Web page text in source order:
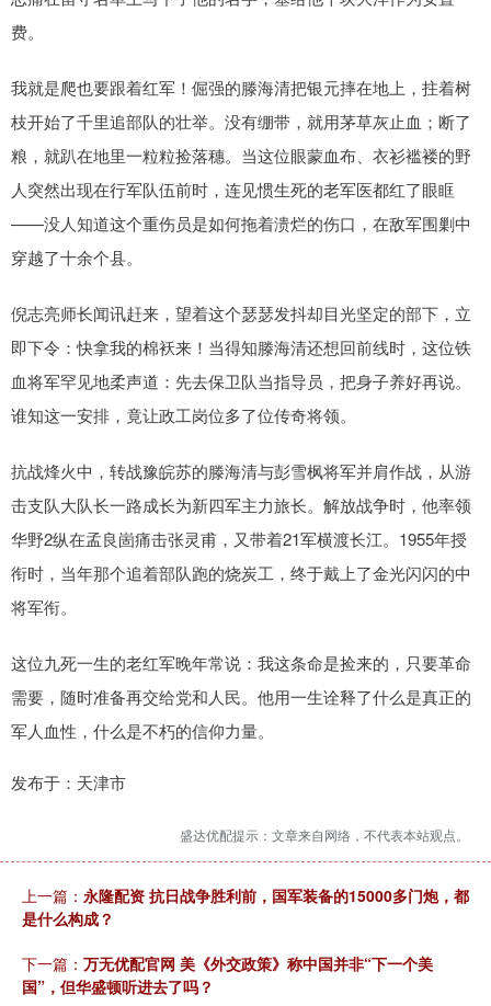
费。
我就是爬也要跟着红军！倔强的滕海清把银元摔在地上，拄着树
枝开始了千里追部队的壮举。没有绷带，就用茅草灰止血；断了
粮，就趴在地里一粒粒捡落穗。当这位眼蒙血布、衣衫褴褛的野
人突然出现在行军队伍前时，连见惯生死的老军医都红了眼眶
——没人知道这个重伤员是如何拖着溃烂的伤口，在敌军围剿中
穿越了十余个县。
倪志亮师长闻讯赶来，望着这个瑟瑟发抖却目光坚定的部下，立
即下令：快拿我的棉袄来！当得知滕海清还想回前线时，这位铁
血将军罕见地柔声道：先去保卫队当指导员，把身子养好再说。
谁知这一安排，竟让政工岗位多了位传奇将领。
抗战烽火中，转战豫皖苏的滕海清与彭雪枫将军并肩作战，从游
击支队大队长一路成长为新四军主力旅长。解放战争时，他率领
华野2纵在孟良崮痛击张灵甫，又带着21军横渡长江。1955年授
衔时，当年那个追着部队跑的烧炭工，终于戴上了金光闪闪的中
将军衔。
这位九死一生的老红军晚年常说：我这条命是捡来的，只要革命
需要，随时准备再交给党和人民。他用一生诠释了什么是真正的
军人血性，什么是不朽的信仰力量。
发布于：天津市
盛达优配提示：文章来自网络，不代表本站观点。
上一篇： 永隆配资 抗日战争胜利前，国军装备的15000多门炮，都
是什么构成？
下一篇： 万无优配官网 美《外交政策》称中国并非“下一个美
国”，但华盛顿听进去了吗？